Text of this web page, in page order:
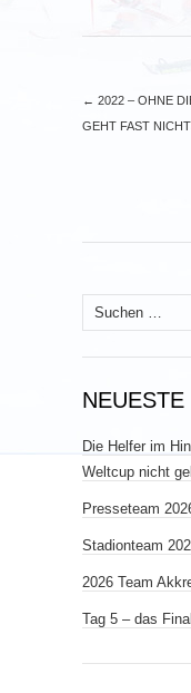
← 2022 – OHNE
GEHT FAST
Suchen
nach:
Die Helfer im
Weltcup nicht
Presseteam
Stadionteam
2026 Team
Tag 5 – das